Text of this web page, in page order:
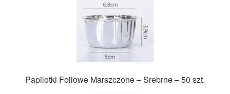
Papilotki Foliowe Marszczone – Srebrne – 50 szt.